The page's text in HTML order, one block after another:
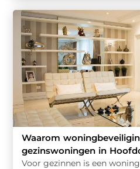
Waarom
gezinswoningen in
Voor gezinnen is een